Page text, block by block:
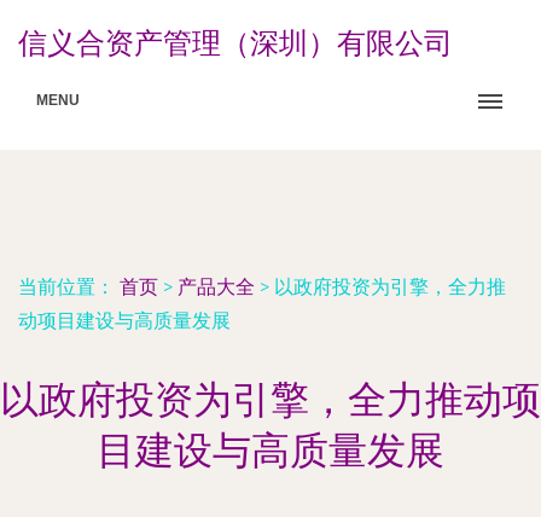
信义合资产管理（深圳）有限公司
MENU
当前位置： 首页 > 产品大全 > 以政府投资为引擎，全力推
动项目建设与高质量发展
以政府投资为引擎，全力推动项
目建设与高质量发展